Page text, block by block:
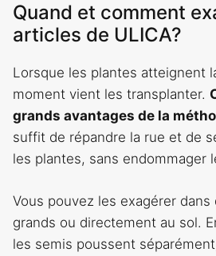
Quand et comment
articles de ULICA?
Lorsque les plantes atteignent
moment vient les transplanter.
grands avantages de la
suffit de répandre la rue et de
les plantes, sans endommager
Vous pouvez les exagérer dans
grands ou directement au sol.
les semis poussent